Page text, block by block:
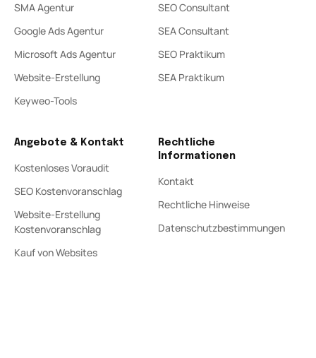
SMA Agentur
Google Ads Agentur
Microsoft Ads Agentur
Website-Erstellung
Keyweo-Tools
SEO Consultant
SEA Consultant
SEO Praktikum
SEA Praktikum
Angebote & Kontakt
Kostenloses Voraudit
SEO Kostenvoranschlag
Website-Erstellung
Kostenvoranschlag
Kauf von Websites
Rechtliche
Informationen
Kontakt
Rechtliche Hinweise
Datenschutzbestimmungen